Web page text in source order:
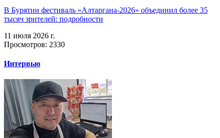
В Бурятии фестиваль «Алтаргана-2026» объединил более 35
тысяч зрителей: подробности
11 июля 2026 г.
Просмотров: 2330
Интервью